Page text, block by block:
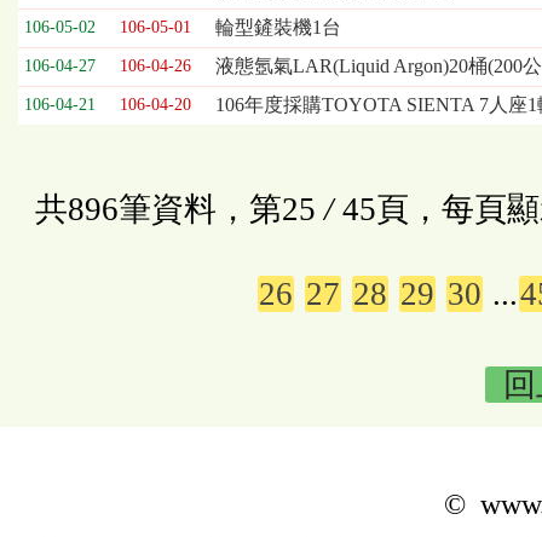
106-05-02 106-05-01 輪型鏟裝機1台
106-04-27 106-04-26 液態氬氣LAR(Liquid Argon)20桶(200
106-04-21 106-04-20 106年度採購TOYOTA SIENTA 7人座1
共896筆資料，第25 /45頁，每頁
26 27 28 29 30 ...
©